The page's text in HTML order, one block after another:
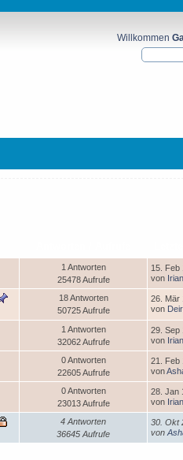
Willkommen
1 Antworten
25478 Aufrufe
15. Feb
von
18 Antworten
50725 Aufrufe
26. Mär
von
1 Antworten
32062 Aufrufe
29. Sep
von
0 Antworten
22605 Aufrufe
21. Feb
von
0 Antworten
23013 Aufrufe
28. Jan
von
4 Antworten
36645 Aufrufe
30. Okt
von